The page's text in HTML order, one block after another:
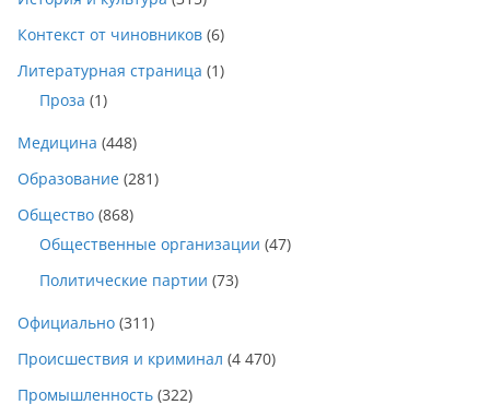
Контекст от чиновников (6)
Литературная страница (1)
Проза (1)
Медицина (448)
Образование (281)
Общество (868)
Общественные организации (47)
Политические партии (73)
Официально (311)
Происшествия и криминал (4 470)
Промышленность (322)